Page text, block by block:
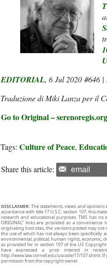
EDITORIAL, 6 Jul 2020 #646 |
Traduzione di Miki Lanza per il
Go to Original – serenoregis.org
Tags: Culture of Peace,
Share this article: email
DISCLAIMER: The statements, views and
accordance with title 17 U.S.C. section 107, this
research and educational purposes. TMS has
ORIGINAL” links are provided as a
originating host sites, the versions posted may not
the use of which has not always been
environmental, political, human rights, economic,
as provided for in section 107 of the US
have expressed a prior interest in
http://www.law.cornell.edu/uscode/17/107.shtml.
permission from the copyright owner.